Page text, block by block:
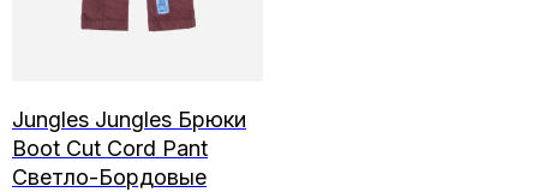
Jungles Jungles Брюки
Boot Cut Cord Pant
Светло-Бордовые